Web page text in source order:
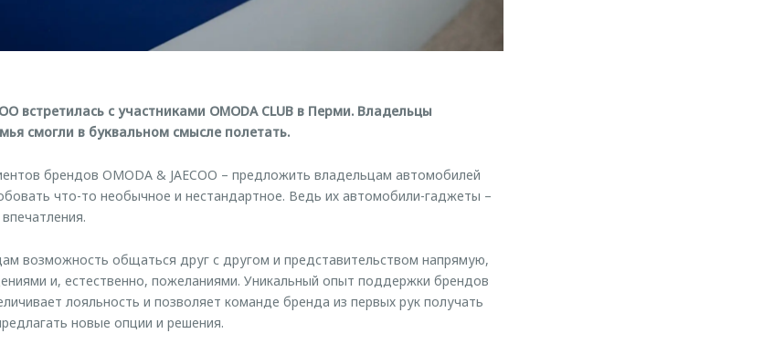
встретилась с участниками OMODA CLUB в Перми. Владельцы
смогли в буквальном смысле полетать.
брендов OMODA & JAECOO – предложить владельцам автомобилей
что-то необычное и нестандартное. Ведь их автомобили-гаджеты –
возможность общаться друг с другом и представительством напрямую,
и, естественно, пожеланиями. Уникальный опыт поддержки брендов
лояльность и позволяет команде бренда из первых рук получать
новые опции и решения.